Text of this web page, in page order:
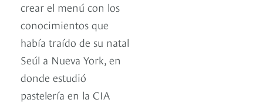
crear el menú con los
conocimientos que
había traído de su natal
Seúl a Nueva York, en
donde estudió
pastelería en la CIA